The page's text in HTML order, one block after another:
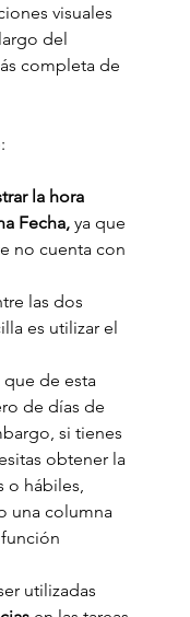
visuales
del
completa de
la hora
Fecha, ya que
no cuenta con
las dos
es utilizar el
de esta
de días de
si tienes
obtener la
o hábiles,
una columna
utilizadas